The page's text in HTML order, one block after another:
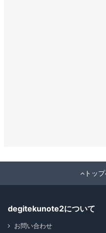
トッ
degitekunote2について
お問い合わせ